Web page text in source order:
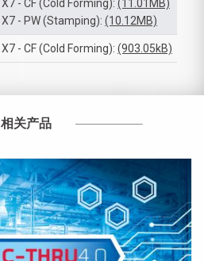
X7 - CF (Cold Forming): (11.01MB)
X7 - PW (Stamping): (10.12MB)
X7 - CF (Cold Forming): (903.05kB)
相关产品